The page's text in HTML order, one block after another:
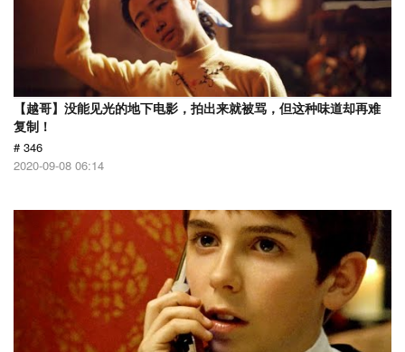
【越哥】没能见光的地下电影，拍出来就被骂，但这种味道却再难
复制！
# 346
2020-09-08 06:14